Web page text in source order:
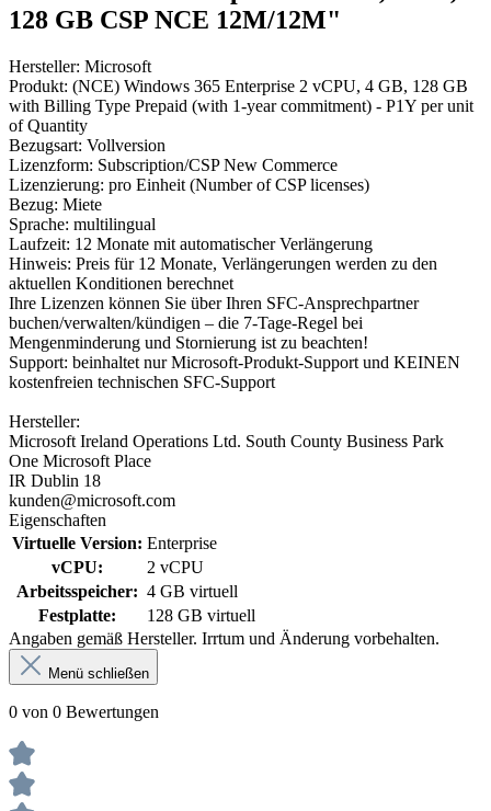
128 GB CSP NCE 12M/12M"
Hersteller: Microsoft
Produkt: (NCE) Windows 365 Enterprise 2 vCPU, 4 GB, 128 GB
with Billing Type Prepaid (with 1-year commitment) - P1Y per unit
of Quantity
Bezugsart: Vollversion
Lizenzform: Subscription/CSP New Commerce
Lizenzierung: pro Einheit (Number of CSP licenses)
Bezug: Miete
Sprache: multilingual
Laufzeit: 12 Monate mit automatischer Verlängerung
Hinweis: Preis für 12 Monate, Verlängerungen werden zu den
aktuellen Konditionen berechnet
Ihre Lizenzen können Sie über Ihren SFC-Ansprechpartner
buchen/verwalten/kündigen – die 7-Tage-Regel bei
Mengenminderung und Stornierung ist zu beachten!
Support: beinhaltet nur Microsoft-Produkt-Support und KEINEN
kostenfreien technischen SFC-Support
Hersteller:
Microsoft Ireland Operations Ltd. South County Business Park
One Microsoft Place
IR Dublin 18
kunden@microsoft.com
Eigenschaften
Virtuelle Version: Enterprise
vCPU:
2 vCPU
Arbeitsspeicher: 4 GB virtuell
Festplatte:
128 GB virtuell
Angaben gemäß Hersteller. Irrtum und Änderung vorbehalten.
Menü schließen
0 von 0 Bewertungen